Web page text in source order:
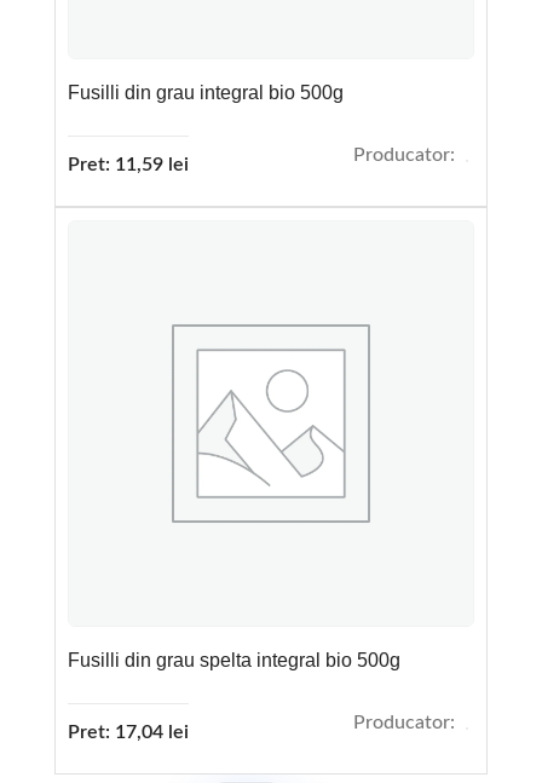
Fusilli din grau integral bio 500g
Pret: 11,59 lei Producator:
Fusilli din grau spelta integral bio 500g
Pret: 17,04 lei Producator: